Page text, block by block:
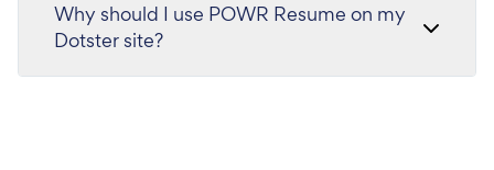
Why should I use POWR Resume on my
Dotster site?